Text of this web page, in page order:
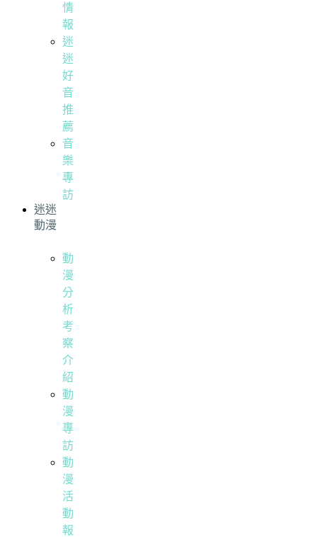
情
報
迷
迷
好
音
推
薦
音
樂
專
訪
迷迷
動漫
動
漫
分
析
考
察
介
紹
動
漫
專
訪
動
漫
活
動
報